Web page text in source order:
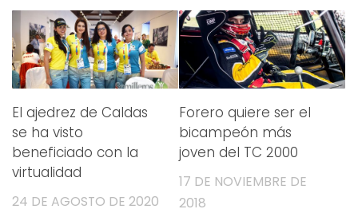
El ajedrez de Caldas
se ha visto
beneficiado con la
virtualidad
24 DE AGOSTO DE 2020
Forero quiere ser el
bicampeón más
joven del TC 2000
17 DE NOVIEMBRE DE
2018